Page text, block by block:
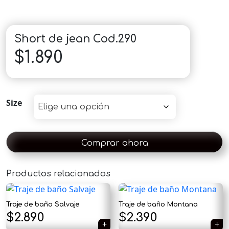
Short de jean Cod.290
$1.890
Size
Comprar ahora
Productos relacionados
Traje de baño Salvaje
$2.890
Traje de baño Montana
$2.390